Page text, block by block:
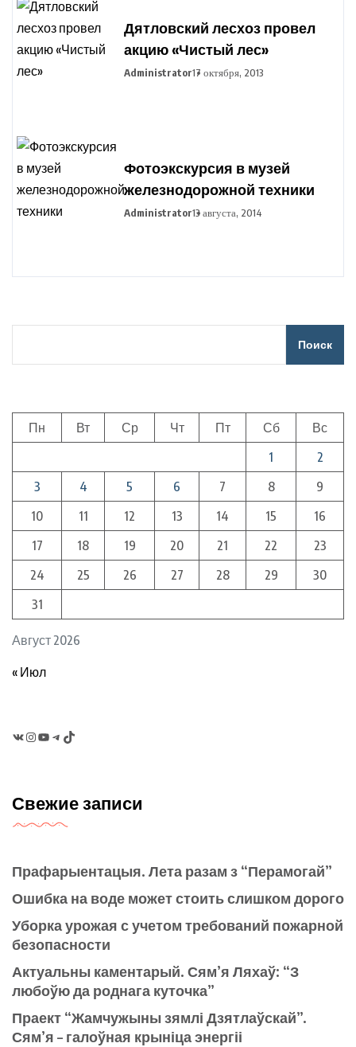
Дятловский лесхоз провел
акцию «Чистый лес»
Administrator17 октября, 2013
Фотоэкскурсия в музей
железнодорожной техники
Administrator13 августа, 2014
Поиск
Август 2026
Пн Вт Ср Чт Пт Сб
Вс
1
2
3
4 5 6 7 8
9
10
11 12 13 14 15
16
17
18 19 20 21 22
23
24
25 26 27 28 29
30
31
« Июл
Instagram
YouTubeTelegram
TikTok
Свежие записи
Прафарыентацыя. Лета разам з “Перамогай”
Ошибка на воде может стоить слишком дорого
Уборка урожая с учетом требований пожарной
безопасности
Актуальны каментарый. Сям’я Ляхаў: “З
любоўю да роднага куточка”
Праект “Жамчужыны зямлі Дзятлаўскай”.
Сям’я – галоўная крыніца энергіі